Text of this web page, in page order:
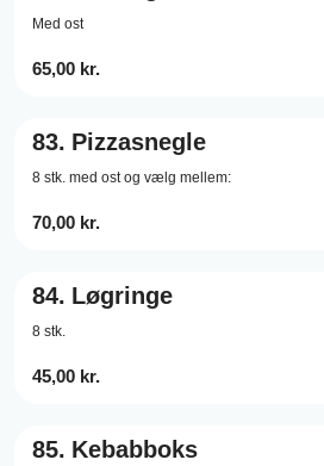
Med ost
65,00 kr.
83. Pizzasnegle
8 stk. med ost og vælg mellem:
70,00 kr.
84. Løgringe
8 stk.
45,00 kr.
85. Kebabboks